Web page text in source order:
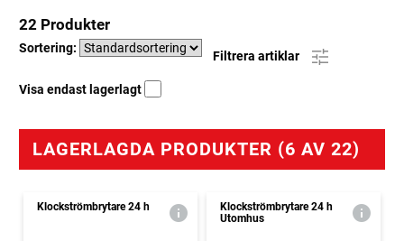
22 Produkter
Sortering:
Filtrera artiklar
Visa endast lagerlagt
LAGERLAGDA PRODUKTER (6 AV 22)
Klockströmbrytare 24 h
Klockströmbrytare 24 h
Utomhus